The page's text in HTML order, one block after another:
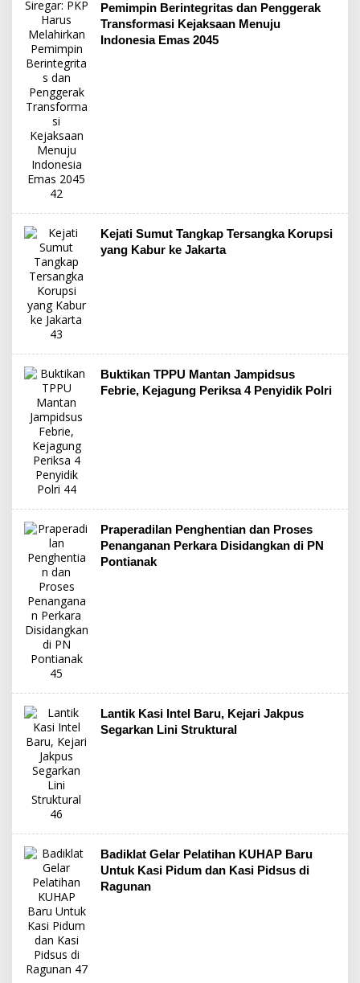
Pemimpin Berintegritas dan Penggerak
Transformasi Kejaksaan Menuju
Indonesia Emas 2045
Kejati Sumut Tangkap Tersangka Korupsi
yang Kabur ke Jakarta
Buktikan TPPU Mantan Jampidsus
Febrie, Kejagung Periksa 4 Penyidik Polri
Praperadilan Penghentian dan Proses
Penanganan Perkara Disidangkan di PN
Pontianak
Lantik Kasi Intel Baru, Kejari Jakpus
Segarkan Lini Struktural
Badiklat Gelar Pelatihan KUHAP Baru
Untuk Kasi Pidum dan Kasi Pidsus di
Ragunan